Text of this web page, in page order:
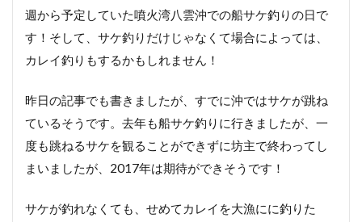
週から予定していた噴火湾八雲沖での船サケ釣りの日で
す！そして、サケ釣りだけじゃなくて場合によっては、
カレイ釣りもするかもしれません！
昨日の記事でも書きましたが、すでに沖ではサケが跳ね
ているそうです。去年も船サケ釣りに行きましたが、一
度も跳ねるサケを観ることができずに坊主で終わってし
まいましたが、2017年は期待ができそうです！
サケが釣れなくても、せめてカレイを大漁にに釣りた